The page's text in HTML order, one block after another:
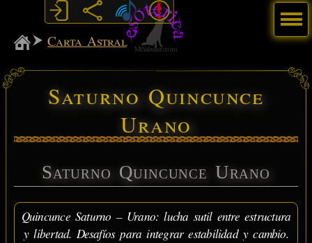
MiSabueso
Carta Astral
Saturno Quincunce
Urano
Saturno Quincunce Urano
Quincunce Saturno – Urano: lucha sutil entre estructura
y libertad. Desafíos para integrar estabilidad y cambio.
Menú